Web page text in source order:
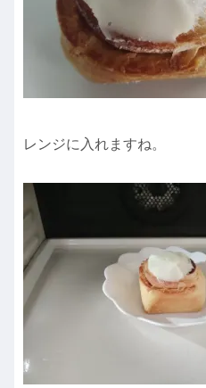
レンジに入れますね。